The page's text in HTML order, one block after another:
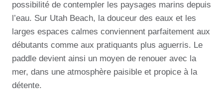
possibilité de contempler les paysages marins depuis
l’eau. Sur Utah Beach, la douceur des eaux et les
larges espaces calmes conviennent parfaitement aux
débutants comme aux pratiquants plus aguerris. Le
paddle devient ainsi un moyen de renouer avec la
mer, dans une atmosphère paisible et propice à la
détente.